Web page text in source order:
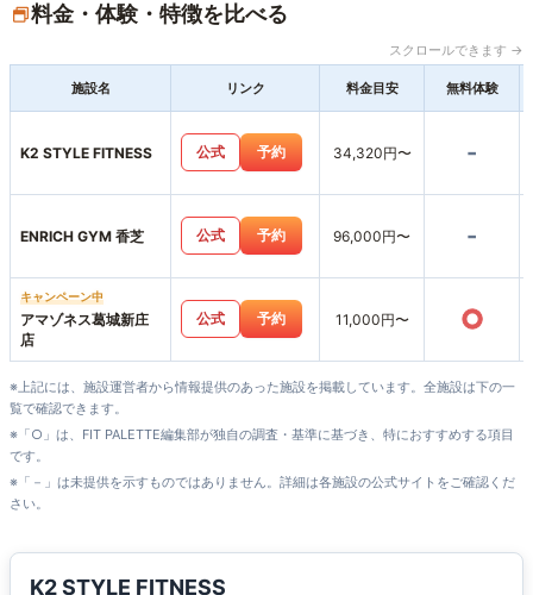
料金・体験・特徴を比べる
スクロールできます →
施設名 リンク 料金目安 無料体験
K2 STYLE FITNESS 公式 予約 34,320円〜 -
ENRICH GYM 香芝 公式 予約 96,000円〜 -
キャンペーン中
アマゾネス葛城新庄
店
公式 予約 11,000円〜 ○
※上記には、施設運営者から情報提供のあった施設を掲載しています。全施設は下の一
覧で確認できます。
※「○」は、FIT PALETTE編集部が独自の調査・基準に基づき、特におすすめする項目
です。
※「－」は未提供を示すものではありません。詳細は各施設の公式サイトをご確認くだ
さい。
K2 STYLE FITNESS